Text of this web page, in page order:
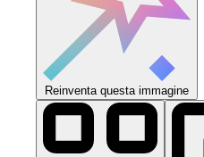
Reinventa questa immagine